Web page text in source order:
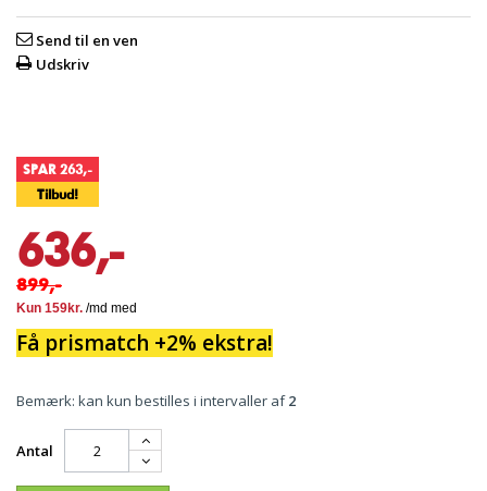
Send til en ven
Udskriv
SPAR 263,-
Tilbud!
636,-
899,-
Få prismatch +2% ekstra!
Bemærk: kan kun bestilles i intervaller af2
Antal